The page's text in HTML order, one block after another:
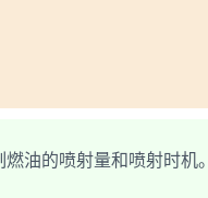
的喷射量和喷射时机。